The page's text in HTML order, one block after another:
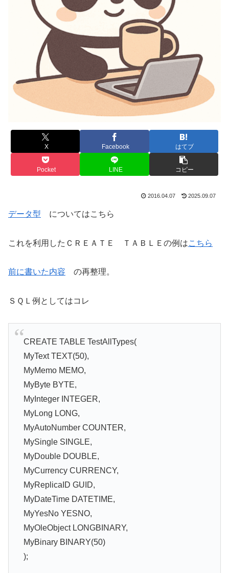
X Facebook はてブ
Pocket LINE コピー
2016.04.07 2025.09.07
データ型 についてはこちら
これを利用したＣＲＥＡＴＥ ＴＡＢＬＥの例はこちら
前に書いた内容 の再整理。
ＳＱＬ例としてはコレ
CREATE TABLE TestAllTypes(
MyText TEXT(50),
MyMemo MEMO,
MyByte BYTE,
MyInteger INTEGER,
MyLong LONG,
MyAutoNumber COUNTER,
MySingle SINGLE,
MyDouble DOUBLE,
MyCurrency CURRENCY,
MyReplicaID GUID,
MyDateTime DATETIME,
MyYesNo YESNO,
MyOleObject LONGBINARY,
MyBinary BINARY(50)
);